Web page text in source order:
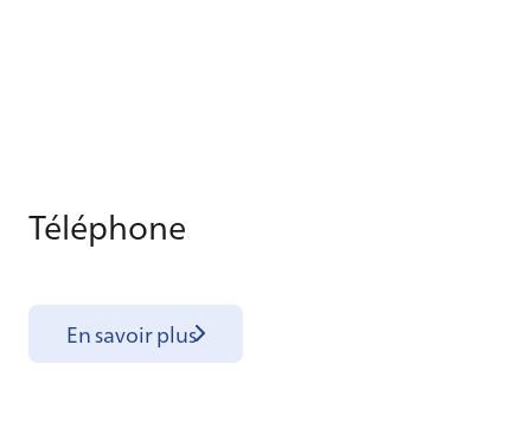
Té­lé­phone
En savoir plus